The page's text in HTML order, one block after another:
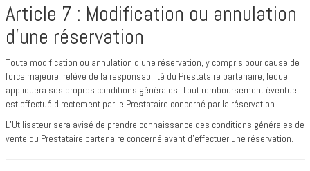
Article 7 : Modification ou annulation
d’une réservation
Toute modification ou annulation d’une réservation, y compris pour cause de
force majeure, relève de la responsabilité du Prestataire partenaire, lequel
appliquera ses propres conditions générales. Tout remboursement éventuel
est effectué directement par le Prestataire concerné par la réservation.
L’Utilisateur sera avisé de prendre connaissance des conditions générales de
vente du Prestataire partenaire concerné avant d’effectuer une réservation.